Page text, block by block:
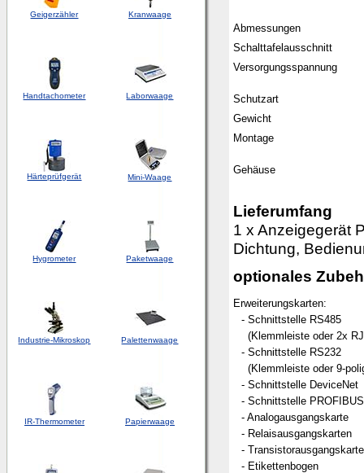
Geigerzähler Kranwaage
Handtachometer Laborwaage
Härteprüfgerät Mini-Waage
Hygrometer Paketwaage
Industrie-Mikroskop Palettenwaage
IR-Thermometer Papierwaage
Abmessungen
Schalttafelausschnitt
Versorgungsspannung
Schutzart
Gewicht
Montage
Gehäuse
Lieferumfang
1 x Anzeigegerät
Dichtung,
optionales
Erweiterungskarten:
- Schnittstelle RS485
(Klemmleiste oder 2x
- Schnittstelle RS232
(Klemmleiste oder 9-
- Schnittstelle DeviceNet
- Schnittstelle
- Analogausgangskarte
- Relaisausgangskarten
-
- Etikettenbogen